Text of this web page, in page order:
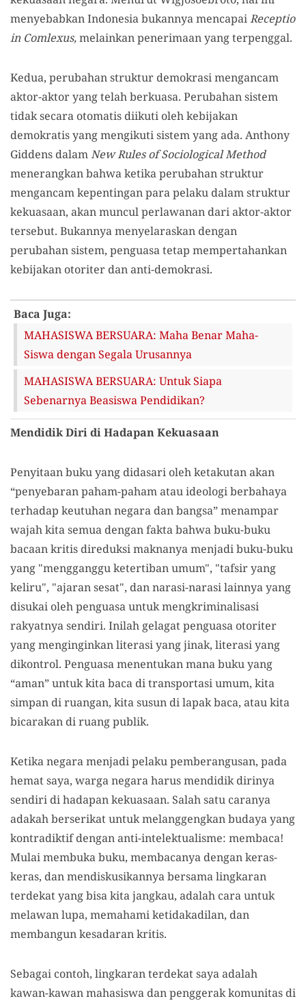
menyebabkan Indonesia bukannya mencapaiReceptio
in Comlexus,melainkan penerimaan yang terpenggal.
Kedua, perubahan struktur demokrasi mengancam
aktor-aktor yang telah berkuasa. Perubahan sistem
tidak secara otomatis diikuti oleh kebijakan
demokratis yang mengikuti sistem yang ada. Anthony
Giddens dalamNew Rules of Sociological Method
menerangkan bahwa ketika perubahan struktur
mengancam kepentingan para pelaku dalam struktur
kekuasaan, akan muncul perlawanan dari aktor-aktor
tersebut. Bukannya menyelaraskan dengan
perubahan sistem, penguasa tetap mempertahankan
kebijakan otoriter dan anti-demokrasi.
Baca Juga:
MAHASISWA BERSUARA: Maha Benar Maha-
Siswa dengan Segala Urusannya
MAHASISWA BERSUARA: Untuk Siapa
Sebenarnya Beasiswa Pendidikan?
Mendidik Diri di Hadapan Kekuasaan
Penyitaan buku yang didasari oleh ketakutan akan
“penyebaran paham-paham atau ideologi berbahaya
terhadap keutuhan negara dan bangsa” menampar
wajah kita semua dengan fakta bahwa buku-buku
bacaan kritis direduksi maknanya menjadi buku-buku
yang "mengganggu ketertiban umum", "tafsir yang
keliru", "ajaran sesat", dan narasi-narasi lainnya yang
disukai oleh penguasa untuk mengkriminalisasi
rakyatnya sendiri. Inilah gelagat penguasa otoriter
yang menginginkan literasi yang jinak, literasi yang
dikontrol. Penguasa menentukan mana buku yang
“aman” untuk kita baca di transportasi umum, kita
simpan di ruangan, kita susun di lapak baca, atau kita
bicarakan di ruang publik.
Ketika negara menjadi pelaku pemberangusan, pada
hemat saya, warga negara harus mendidik dirinya
sendiri di hadapan kekuasaan. Salah satu caranya
adakah berserikat untuk melanggengkan budaya yang
kontradiktif dengan anti-intelektualisme: membaca!
Mulai membuka buku, membacanya dengan keras-
keras, dan mendiskusikannya bersama lingkaran
terdekat yang bisa kita jangkau, adalah cara untuk
melawan lupa, memahami ketidakadilan, dan
membangun kesadaran kritis.
Sebagai contoh, lingkaran terdekat saya adalah
kawan-kawan mahasiswa dan penggerak komunitas di